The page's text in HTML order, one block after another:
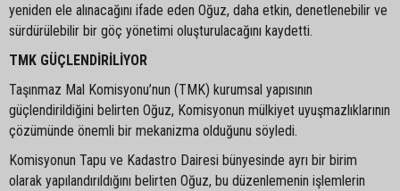
yeniden ele alınacağını ifade eden Oğuz, daha etkin, denetlenebilir ve
sürdürülebilir bir göç yönetimi oluşturulacağını kaydetti.
TMK GÜÇLENDİRİLİYOR
Taşınmaz Mal Komisyonu’nun (TMK) kurumsal yapısının
güçlendirildiğini belirten Oğuz, Komisyonun mülkiyet uyuşmazlıklarının
çözümünde önemli bir mekanizma olduğunu söyledi.
Komisyonun Tapu ve Kadastro Dairesi bünyesinde ayrı bir birim
olarak yapılandırıldığını belirten Oğuz, bu düzenlemenin işlemlerin